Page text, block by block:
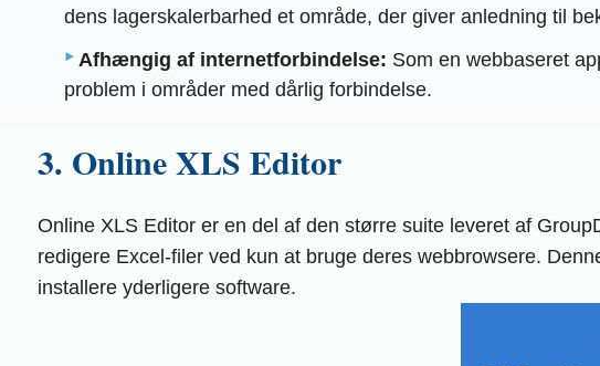
dens lagerskalerbarhed et område, der giver anledning til
Afhængig af internetforbindelse: Som en webbaseret
problem i områder med dårlig forbindelse.
3. Online XLS Editor
Online XLS Editor er en del af den større suite leveret af
redigere Excel-filer ved kun at bruge deres webbrowsere.
installere yderligere software.